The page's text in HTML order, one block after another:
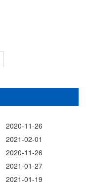
2020-11-26
2021-02-01
2020-11-26
2021-01-27
2021-01-19